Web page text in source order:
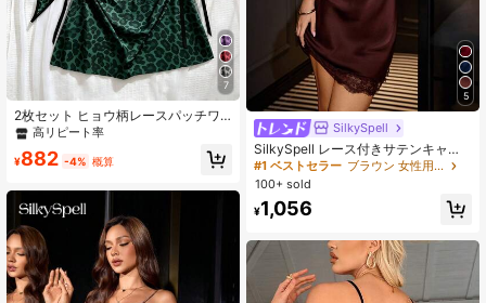
7
2枚セット ヒョウ柄レースパッチワ
ーク セクシーで快適なキャミソール
ィースドレス
高リピート率
¥882 -4% 概算
5
SilkySpell
SilkySpell レース付きサテンキャミ
ソールナイトガウン、セクシーで優
雅なナイトウェア
#1 ベストセラー
ブラウン 女性用スリープドレス
100+ sold
¥1,056